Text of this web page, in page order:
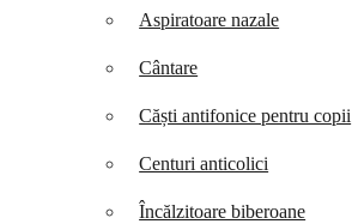
Aspiratoare nazale
Cântare
Căști antifonice pentru copii
Centuri anticolici
Încălzitoare biberoane